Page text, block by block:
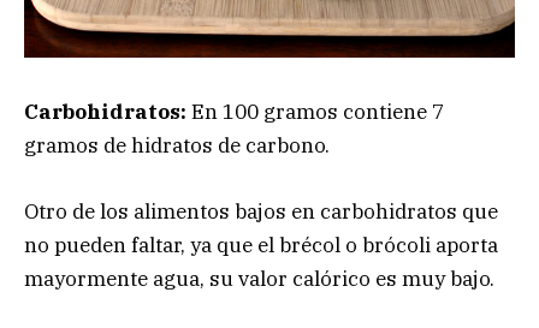
Carbohidratos: En 100 gramos contiene 7
gramos de hidratos de carbono.
Otro de los alimentos bajos en carbohidratos que
no pueden faltar, ya que el brécol o brócoli aporta
mayormente agua, su valor calórico es muy bajo.